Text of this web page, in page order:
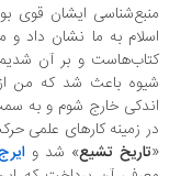
ایشان قوی بود و
به ما نشان داد و ما
و بر آن شدیم که آن
باعث شد که من از هوای
خارج شوم و به سمت
زمینه کارهای علمی حرکت
تشیع» شد و ایرج افشار